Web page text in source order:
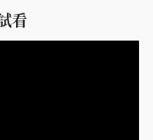
看